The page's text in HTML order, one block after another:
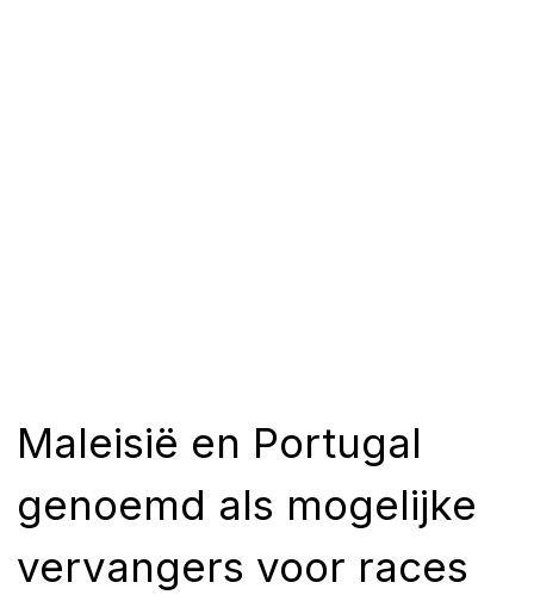
Maleisië en Portugal
genoemd als mogelijke
vervangers voor races